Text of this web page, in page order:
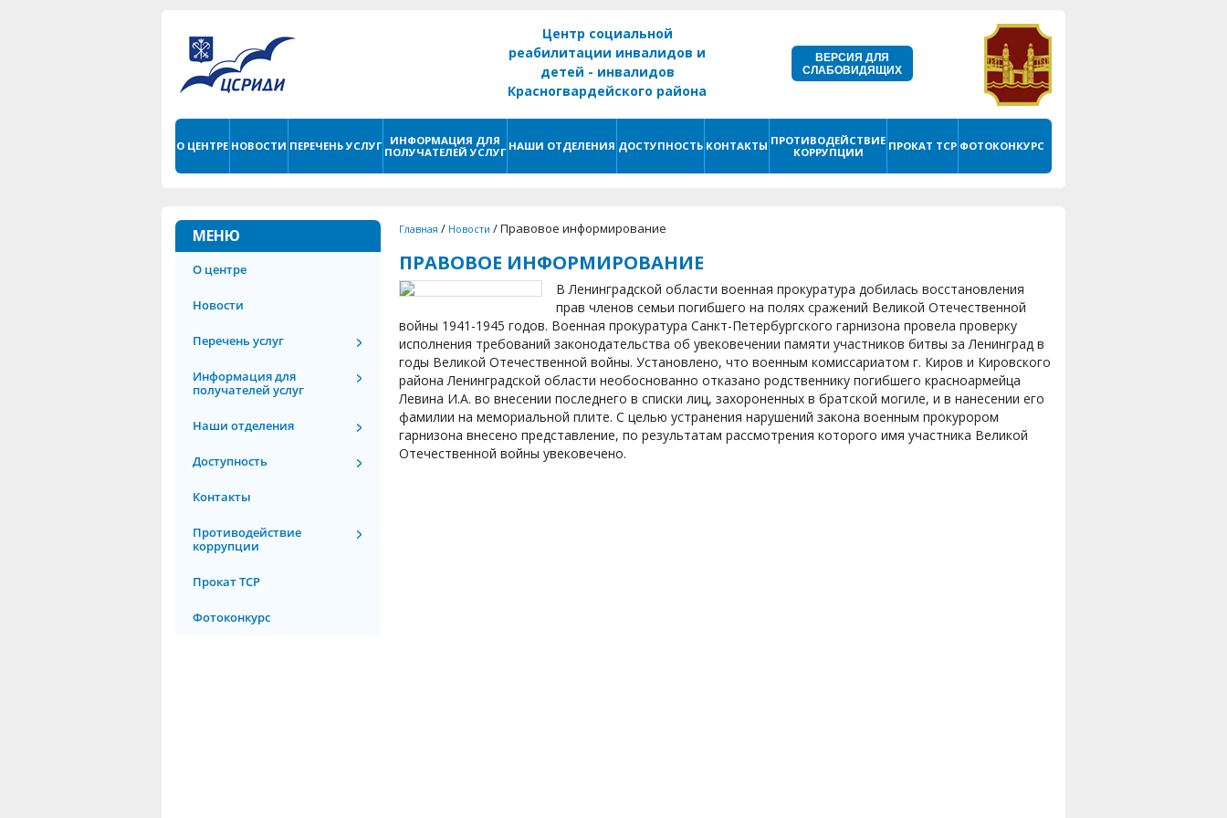
Центр социальной
реабилитации инвалидов и
детей - инвалидов
Красногвардейского района
ВЕРСИЯ ДЛЯ
СЛАБОВИДЯЩИХ
О ЦЕНТРЕ НОВОСТИ ПЕРЕЧЕНЬ УСЛУГ
ИНФОРМАЦИЯ ДЛЯ
ПОЛУЧАТЕЛЕЙ УСЛУГ НАШИ ОТДЕЛЕНИЯ ДОСТУПНОСТЬ КОНТАКТЫ ПРОТИВОДЕЙСТВИЕ
КОРРУПЦИИ
ПРОКАТ ТСР ФОТОКОНКУРС
МЕНЮ
О центре
Новости
Перечень услуг
Информация для
получателей услуг
Наши отделения
Доступность
Контакты
Противодействие
коррупции
Прокат ТСР
Фотоконкурс
Главная / Новости /Правовое информирование
ПРАВОВОЕ ИНФОРМИРОВАНИЕ
В Ленинградской области военная прокуратура добилась восстановления
прав членов семьи погибшего на полях сражений Великой Отечественной
войны 1941-1945 годов. Военная прокуратура Санкт-Петербургского гарнизона провела проверку
исполнения требований законодательства об увековечении памяти участников битвы за Ленинград в
годы Великой Отечественной войны. Установлено, что военным комиссариатом г. Киров и Кировского
района Ленинградской области необоснованно отказано родственнику погибшего красноармейца
Левина И.А. во внесении последнего в списки лиц, захороненных в братской могиле, и в нанесении его
фамилии на мемориальной плите. С целью устранения нарушений закона военным прокурором
гарнизона внесено представление, по результатам рассмотрения которого имя участника Великой
Отечественной войны увековечено.